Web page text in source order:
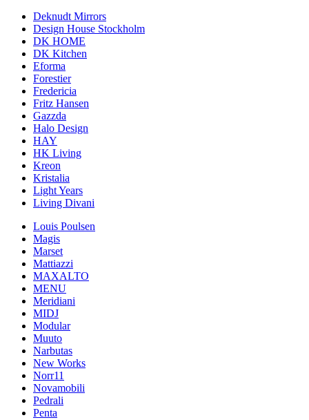
Deknudt Mirrors
Design House Stockholm
DK HOME
DK Kitchen
Eforma
Forestier
Fredericia
Fritz Hansen
Gazzda
Halo Design
HAY
HK Living
Kreon
Kristalia
Light Years
Living Divani
Louis Poulsen
Magis
Marset
Mattiazzi
MAXALTO
MENU
Meridiani
MIDJ
Modular
Muuto
Narbutas
New Works
Norr11
Novamobili
Pedrali
Penta